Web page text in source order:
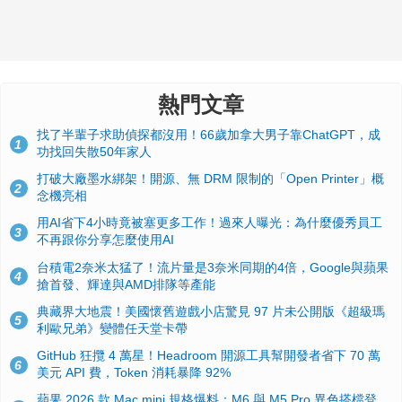
熱門文章
1
找了半輩子求助偵探都沒用！66歲加拿大男子靠ChatGPT，成
功找回失散50年家人
2
打破大廠墨水綁架！開源、無 DRM 限制的「Open Printer」概
念機亮相
3
用AI省下4小時竟被塞更多工作！過來人曝光：為什麼優秀員工
不再跟你分享怎麼使用AI
4
台積電2奈米太猛了！流片量是3奈米同期的4倍，Google與蘋果
搶首發、輝達與AMD排隊等產能
5
典藏界大地震！美國懷舊遊戲小店驚見 97 片未公開版《超級瑪
利歐兄弟》變體任天堂卡帶
6
GitHub 狂攬 4 萬星！Headroom 開源工具幫開發者省下 70 萬
美元 API 費，Token 消耗暴降 92%